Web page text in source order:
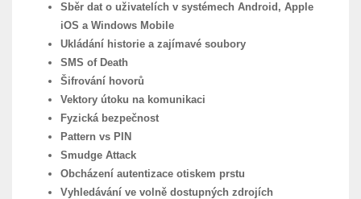
Sběr dat o uživatelích v systémech Android, Apple
iOS a Windows Mobile
Ukládání historie a zajímavé soubory
SMS of Death
Šifrování hovorů
Vektory útoku na komunikaci
Fyzická bezpečnost
Pattern vs PIN
Smudge Attack
Obcházení autentizace otiskem prstu
Vyhledávání ve volně dostupných zdrojích